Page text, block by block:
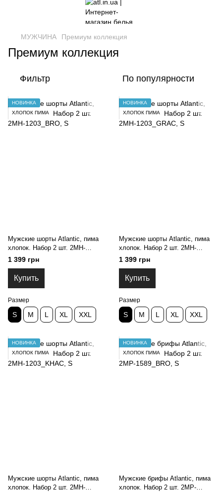
МУЖЧИНА Премиум коллекция
Премиум коллекция
Фильтр По популярности
НОВИНКА
ХЛОПОК ПИМА
Мужские шорты Atlantic, пима
хлопок. Набор 2 шт. 2MH-
1203_BRO, S
1 399 грн
Купить
Размер
S M L XL XXL
НОВИНКА
ХЛОПОК ПИМА
Мужские шорты Atlantic, пима
хлопок. Набор 2 шт. 2MH-
1203_GRAC, S
1 399 грн
Купить
Размер
S M L XL XXL
НОВИНКА
ХЛОПОК ПИМА
Мужские шорты Atlantic, пима
хлопок. Набор 2 шт. 2MH-
НОВИНКА
ХЛОПОК ПИМА
Мужские брифы Atlantic, пима
хлопок. Набор 2 шт. 2MP-